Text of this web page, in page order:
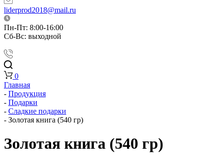
liderprod2018@mail.ru
Пн-Пт: 8:00-16:00
Сб-Вс: выходной
0
Главная
- Продукция
- Подарки
- Cладкие подарки
- Золотая книга (540 гр)
Золотая книга (540 гр)